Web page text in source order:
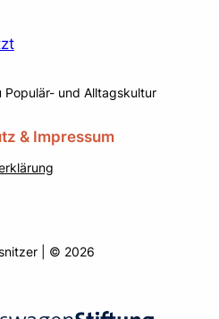
und Alltagskultur
& Impressum
| © 2026